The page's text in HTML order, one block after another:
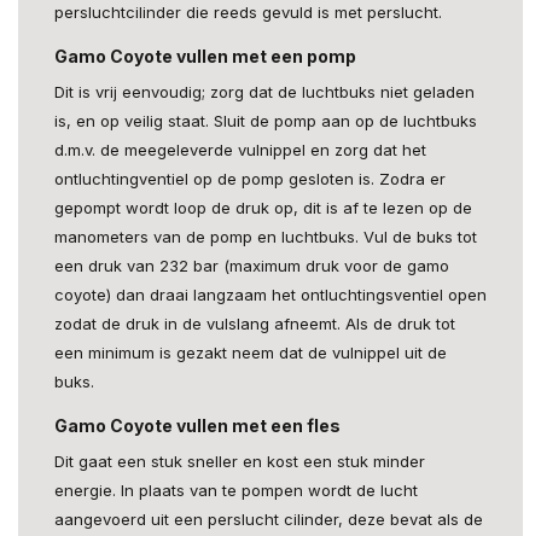
persluchtcilinder die reeds gevuld is met perslucht.
Gamo Coyote vullen met een pomp
Dit is vrij eenvoudig; zorg dat de luchtbuks niet geladen
is, en op veilig staat. Sluit de pomp aan op de luchtbuks
d.m.v. de meegeleverde vulnippel en zorg dat het
ontluchtingventiel op de pomp gesloten is. Zodra er
gepompt wordt loop de druk op, dit is af te lezen op de
manometers van de pomp en luchtbuks. Vul de buks tot
een druk van 232 bar (maximum druk voor de gamo
coyote) dan draai langzaam het ontluchtingsventiel open
zodat de druk in de vulslang afneemt. Als de druk tot
een minimum is gezakt neem dat de vulnippel uit de
buks.
Gamo Coyote vullen met een fles
Dit gaat een stuk sneller en kost een stuk minder
energie. In plaats van te pompen wordt de lucht
aangevoerd uit een perslucht cilinder, deze bevat als de